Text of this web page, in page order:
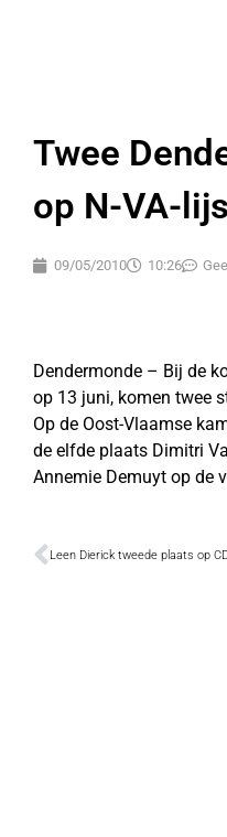
Twee
op N-VA-
09/05/2010 10:26
Dendermonde – Bij de
op 13 juni, komen twee
Op de Oost-Vlaamse
de elfde plaats Dimitri
Annemie Demuyt op de